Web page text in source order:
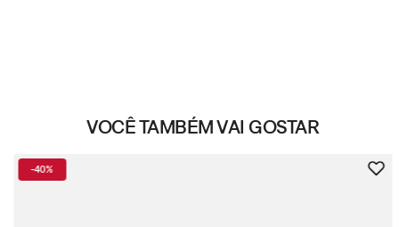
VOCÊ TAMBÉM VAI GOSTAR
-40%